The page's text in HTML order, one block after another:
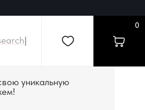
0
С
уникальную